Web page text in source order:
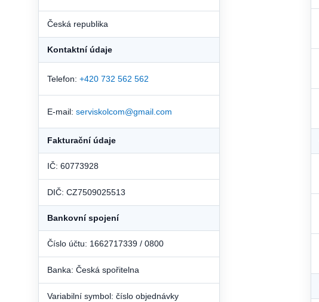
Česká republika
Kontaktní údaje
Telefon: +420 732 562 562
E-mail: serviskolcom@gmail.com
Fakturační údaje
IČ: 60773928
DIČ: CZ7509025513
Bankovní spojení
Číslo účtu: 1662717339 / 0800
Banka: Česká spořitelna
Variabilní symbol: číslo objednávky